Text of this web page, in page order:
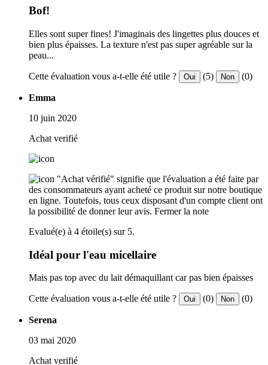
Bof!
Elles sont super fines! J'imaginais des lingettes plus douces et
bien plus épaisses. La texture n'est pas super agréable sur la
peau...
Cette évaluation vous a-t-elle été utile ? Oui (5) Non (0)
Emma
10 juin 2020
Achat verifié
"Achat vérifié" signifie que l'évaluation a été faite par
des consommateurs ayant acheté ce produit sur notre boutique
en ligne. Toutefois, tous ceux disposant d'un compte client ont
la possibilité de donner leur avis. Fermer la note
Evalué(e) à 4 étoile(s) sur 5.
Idéal pour l'eau micellaire
Mais pas top avec du lait démaquillant car pas bien épaisses
Cette évaluation vous a-t-elle été utile ? Oui (0) Non (0)
Serena
03 mai 2020
Achat verifié